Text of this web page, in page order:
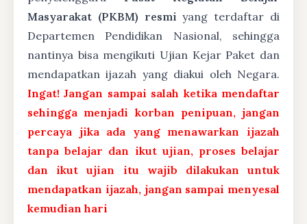
Masyarakat (PKBM) resmi yang terdaftar di
Departemen Pendidikan Nasional, sehingga
nantinya bisa mengikuti Ujian Kejar Paket dan
mendapatkan ijazah yang diakui oleh Negara.
Ingat! Jangan sampai salah ketika mendaftar
sehingga menjadi korban penipuan, jangan
percaya jika ada yang menawarkan ijazah
tanpa belajar dan ikut ujian, proses belajar
dan ikut ujian itu wajib dilakukan untuk
mendapatkan ijazah, jangan sampai menyesal
kemudian hari